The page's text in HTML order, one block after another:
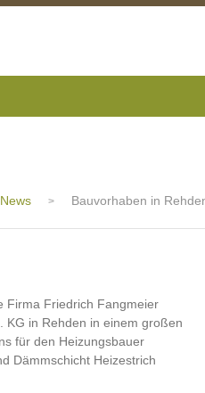
News > Bauvorhaben in
Firma Friedrich Fangmeier
KG in Rehden in einem großen
für den Heizungsbauer
Dämmschicht Heizestrich